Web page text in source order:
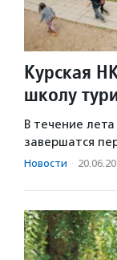
Курская
школу
В течение
завершатся
Новости ·